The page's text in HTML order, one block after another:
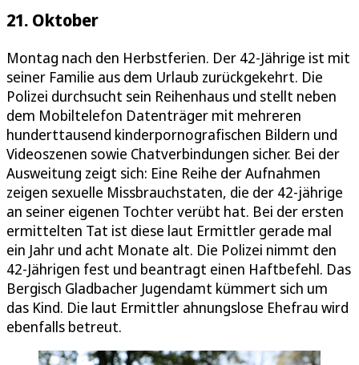
21. Oktober
Montag nach den Herbstferien. Der 42-Jährige ist mit
seiner Familie aus dem Urlaub zurückgekehrt. Die
Polizei durchsucht sein Reihenhaus und stellt neben
dem Mobiltelefon Datenträger mit mehreren
hunderttausend kinderpornografischen Bildern und
Videoszenen sowie Chatverbindungen sicher. Bei der
Ausweitung zeigt sich: Eine Reihe der Aufnahmen
zeigen sexuelle Missbrauchstaten, die der 42-jährige
an seiner eigenen Tochter verübt hat. Bei der ersten
ermittelten Tat ist diese laut Ermittler gerade mal
ein Jahr und acht Monate alt. Die Polizei nimmt den
42-Jährigen fest und beantragt einen Haftbefehl. Das
Bergisch Gladbacher Jugendamt kümmert sich um
das Kind. Die laut Ermittler ahnungslose Ehefrau wird
ebenfalls betreut.